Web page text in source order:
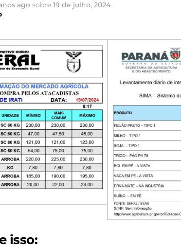
ago sobre 19 de julho, 2024
isso: